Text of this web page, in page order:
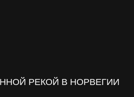
РЕКОЙ В НОРВЕГИИ